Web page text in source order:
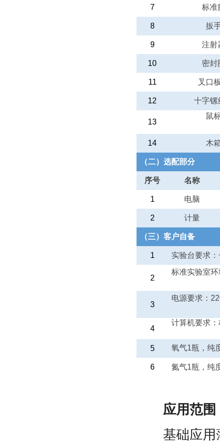
7
标准
8 扳
9 注射
10 密封
11 叉口
12 十字镙
13
鼠
14 木
（二）选配部分
序号 名称
1 电脑
2 计量
（三）客户自备
1 实验台要求
2
标准实验室
3
电源要求：
4
计算机要求
5 氧气1瓶，纯
6 氮气1瓶，纯
应用范围
基础应用薄